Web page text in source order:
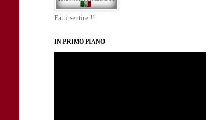
Fatti sentire !!
IN PRIMO PIANO